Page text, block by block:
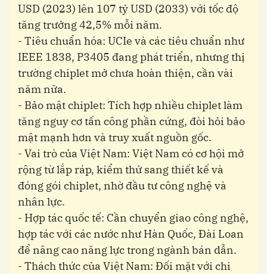
USD (2023) lên 107 tỷ USD (2033) với tốc độ
tăng trưởng 42,5% mỗi năm.
- Tiêu chuẩn hóa: UCIe và các tiêu chuẩn như
IEEE 1838, P3405 đang phát triển, nhưng thị
trường chiplet mở chưa hoàn thiện, cần vài
năm nữa.
- Bảo mật chiplet: Tích hợp nhiều chiplet làm
tăng nguy cơ tấn công phần cứng, đòi hỏi bảo
mật mạnh hơn và truy xuất nguồn gốc.
- Vai trò của Việt Nam: Việt Nam có cơ hội mở
rộng từ lắp ráp, kiểm thử sang thiết kế và
đóng gói chiplet, nhờ đầu tư công nghệ và
nhân lực.
- Hợp tác quốc tế: Cần chuyển giao công nghệ,
hợp tác với các nước như Hàn Quốc, Đài Loan
để nâng cao năng lực trong ngành bán dẫn.
- Thách thức của Việt Nam: Đối mặt với chi